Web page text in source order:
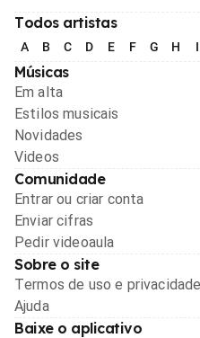
Todos artistas
A B C D E F G H I
Músicas
Em alta
Estilos musicais
Novidades
Videos
Comunidade
Entrar ou criar conta
Enviar cifras
Pedir videoaula
Sobre o site
Termos de uso e privacidade
Ajuda
Baixe o aplicativo